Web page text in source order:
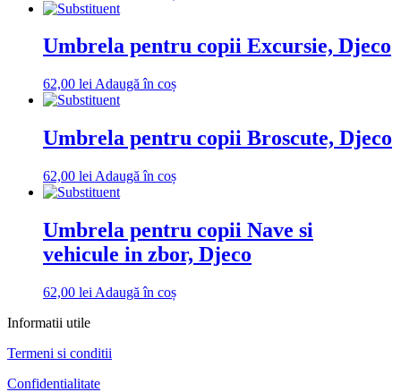
Umbrela pentru copii Excursie, Djeco
62,00 lei Adaugă în coș
Umbrela pentru copii Broscute, Djeco
62,00 lei Adaugă în coș
Umbrela pentru copii Nave si
vehicule in zbor, Djeco
62,00 lei Adaugă în coș
Informatii utile
Termeni si conditii
Confidentialitate